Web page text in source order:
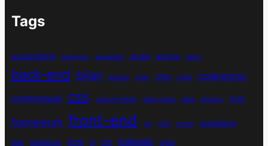
Tags
accessibilité analytics animation apple astuce atom
back-end bilan bouton chat cms coda codeigniter
communauté css custom fields dark mode date display font
framework front-end git grid growl gutenberg
hike homebrew html ia ifttt indieweb input